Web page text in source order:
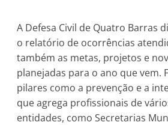
A Defesa Civil de Quatro Barras
o relatório de ocorrências
também as metas, projetos e
planejadas para o ano que vem.
pilares como a prevenção e a
que agrega profissionais de
entidades, como Secretarias